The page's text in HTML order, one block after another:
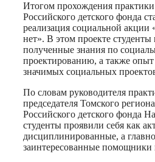
Итогом прохождения
Российского детского фонда
реализация социальной
нет». В этом проекте студенты
полученные знания по
проектированию, а также опыт
значимых социальных
По словам руководителя
председателя Томского
Российского детского фонда
студенты проявили себя как
дисциплинированные, а
заинтересованные помощники